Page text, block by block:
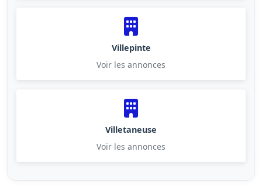
Villepinte
Voir les annonces
Villetaneuse
Voir les annonces